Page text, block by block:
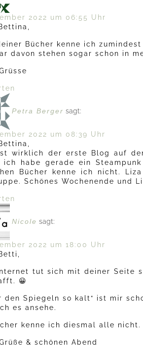
2022 um 06:55 Uhr
Bücher kenne ich zumindest
davon stehen sogar schon in
Petra Berger sagt:
2022 um 08:39 Uhr
wirklich der erste Blog auf
ich habe gerade ein
Bücher kenne ich nicht.
Schönes Wochenende und
Nicole sagt:
2022 um 18:00 Uhr
tut sich mit deiner Seite
😀
den Spiegeln so kalt“ ist mir
es ansehe.
kenne ich diesmal alle nicht.
& schönen Abend